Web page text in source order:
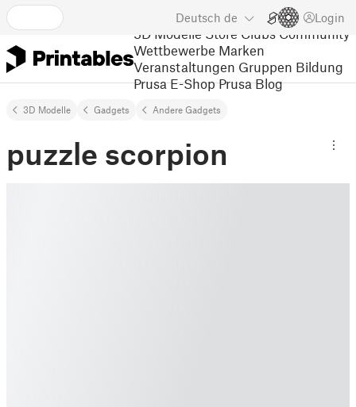
Deutsch de Login
3D Modelle Store Clubs Community
Wettbewerbe Marken
Veranstaltungen Gruppen Bildung
Prusa E-Shop Prusa Blog
3D Modelle Gadgets Andere Gadgets
puzzle scorpion